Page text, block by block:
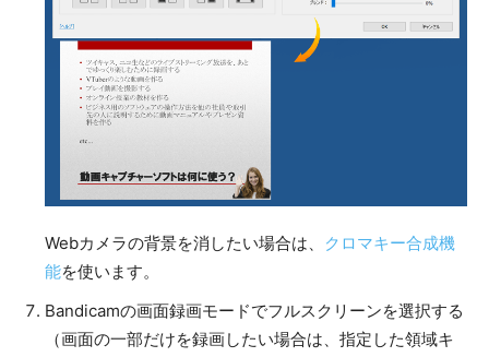
Webカメラの背景を消したい場合は、
クロマキー合成機
能を使います。
Bandicamの画面録画モードでフルスクリーンを選択する
（画面の一部だけを録画したい場合は、指定した領域キ